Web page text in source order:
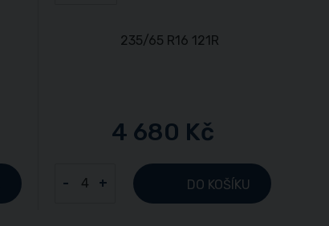
4 680 Kč
- + DO KOŠÍKU